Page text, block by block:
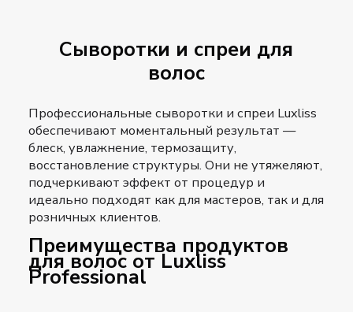
Сыворотки и спреи для
волос
Профессиональные сыворотки и спреи Luxliss
обеспечивают моментальный результат —
блеск, увлажнение, термозащиту,
восстановление структуры. Они не утяжеляют,
подчеркивают эффект от процедур и
идеально подходят как для мастеров, так и для
розничных клиентов.
Преимущества продуктов
для волос от Luxliss
Professional